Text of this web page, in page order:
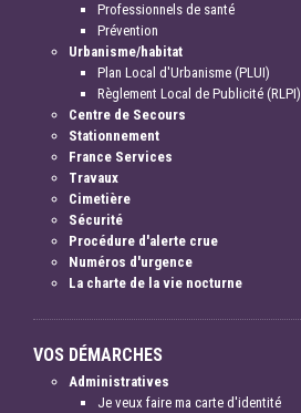
Professionnels de santé
Prévention
Urbanisme/habitat
Plan Local d'Urbanisme (PLUI)
Règlement Local de Publicité (RLPI)
Centre de Secours
Stationnement
France Services
Travaux
Cimetière
Sécurité
Procédure d'alerte crue
Numéros d'urgence
La charte de la vie nocturne
VOS DÉMARCHES
Administratives
Je veux faire ma carte d'identité